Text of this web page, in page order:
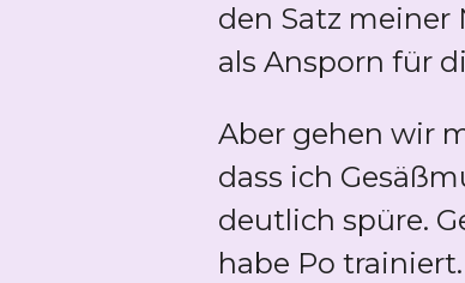
den Satz
als Ansporn für
Aber gehen wir
dass ich
deutlich spüre.
habe Po